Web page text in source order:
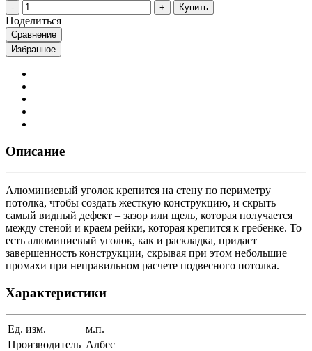
Купить
Поделиться
Сравнение
Избранное
Описание
Алюминиевый уголок крепится на стену по периметру
потолка, чтобы создать жесткую конструкцию, и скрыть
самый видный дефект – зазор или щель, которая получается
между стеной и краем рейки, которая крепится к гребенке. То
есть алюминиевый уголок, как и раскладка, придает
завершенность конструкции, скрывая при этом небольшие
промахи при неправильном расчете подвесного потолка.
Характеристики
Ед. изм.
м.п.
Производитель Албес